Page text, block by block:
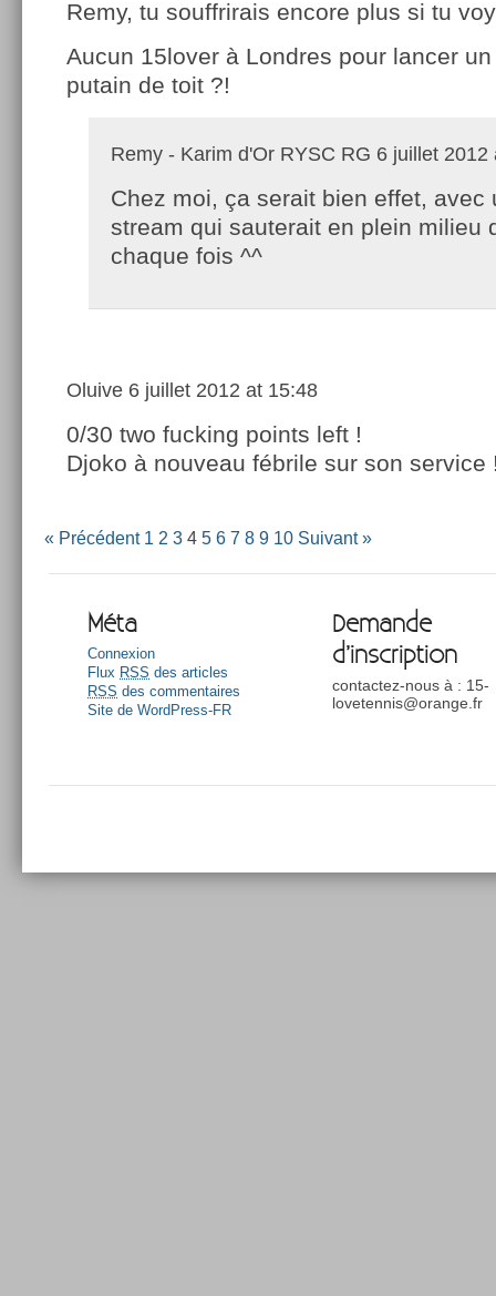
Remy, tu souffrirais encore plus si tu
Aucun 15lover à Londres pour lancer
putain de toit ?!
Remy - Karim d'Or RYSC RG 6 juillet 2012
Chez moi, ça serait bien effet, avec
stream qui sauterait en plein milieu
chaque fois ^^
Oluive 6 juillet 2012 at 15:48
0/30 two fucking points left !
Djoko à nouveau fébrile sur son service
« Précédent 1 2 3 4 5 6 7 8 9 10 Suivant »
Méta
Connexion
Flux RSS des articles
RSS des commentaires
Site de WordPress-FR
Demande
d’inscription
contactez-nous à : 15-
lovetennis@orange.fr